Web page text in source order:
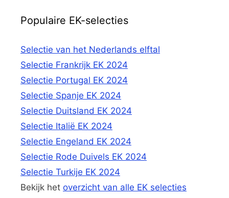
Populaire EK-selecties
Selectie van het Nederlands elftal
Selectie Frankrijk EK 2024
Selectie Portugal EK 2024
Selectie Spanje EK 2024
Selectie Duitsland EK 2024
Selectie Italië EK 2024
Selectie Engeland EK 2024
Selectie Rode Duivels EK 2024
Selectie Turkije EK 2024
Bekijk het overzicht van alle EK selecties